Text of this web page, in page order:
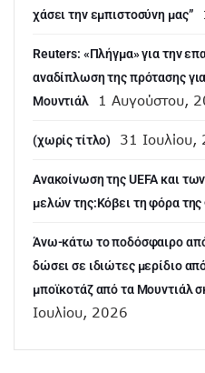
χάσει την εμπιστοσύνη μας”
Reuters: «Πλήγμα» για την
αναδίπλωση της πρότασης
Μουντιάλ
1 Αυγούστου,
(χωρίς τίτλο) 31 Ιουλίου,
Aνακοίνωση της UEFA και
μελών της:Κόβει τη φόρα
Άνω-κάτω το ποδόσφαιρο από
δώσει σε ιδιώτες μερίδιο
μποϊκοτάζ από τα Μουντιάλ
Ιουλίου, 2026